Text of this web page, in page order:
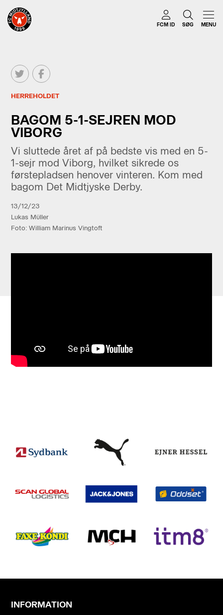
FCM ID SØG MENU
HERREHOLDET
BAGOM 5-1-SEJREN MOD
VIBORG
Vi sluttede året af på bedste vis med en 5-
1-sejr mod Viborg, hvilket sikrede os
førstepladsen henover vinteren. Kom med
bagom Det Midtjyske Derby.
13/12/23
Lukas Müller
Foto: William Marinus Vingtoft
INFORMATION